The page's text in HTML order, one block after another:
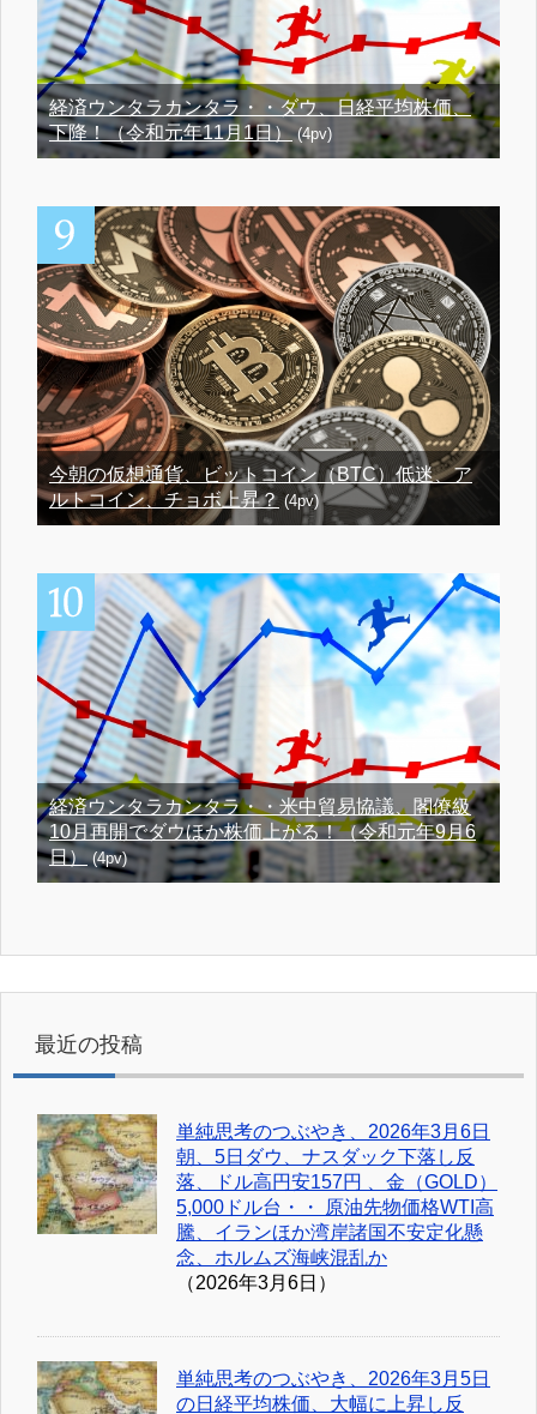
経済ウンタラカンタラ・・ダウ、日経平均株価、
下降！（令和元年11月1日）(4pv)
今朝の仮想通貨、ビットコイン（BTC）低迷、ア
ルトコイン、チョボ上昇？ (4pv)
経済ウンタラカンタラ・・米中貿易協議、閣僚級
10月再開でダウほか株価上がる！（令和元年9月6
日）(4pv)
最近の投稿
単純思考のつぶやき、2026年3月6日
朝、5日ダウ、ナスダック下落し反
落、ドル高円安157円 、金（GOLD）
5,000ドル台・・ 原油先物価格WTI高
騰、イランほか湾岸諸国不安定化懸
念、ホルムズ海峡混乱か
（2026年3月6日）
単純思考のつぶやき、2026年3月5日
の日経平均株価、大幅に上昇し反